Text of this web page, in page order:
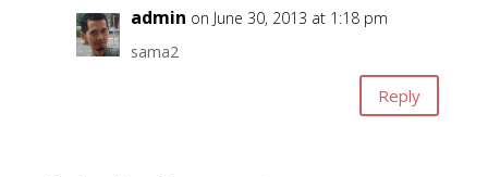
admin on June 30, 2013 at 1:18 pm
sama2
Reply